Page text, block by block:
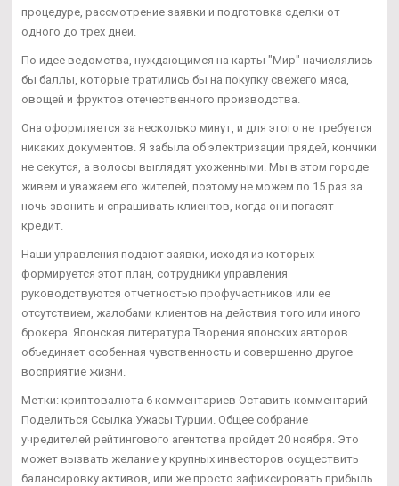
процедуре, рассмотрение заявки и подготовка сделки от
одного до трех дней.
По идее ведомства, нуждающимся на карты "Мир" начислялись
бы баллы, которые тратились бы на покупку свежего мяса,
овощей и фруктов отечественного производства.
Она оформляется за несколько минут, и для этого не требуется
никаких документов. Я забыла об электризации прядей, кончики
не секутся, а волосы выглядят ухоженными. Мы в этом городе
живем и уважаем его жителей, поэтому не можем по 15 раз за
ночь звонить и спрашивать клиентов, когда они погасят
кредит.
Наши управления подают заявки, исходя из которых
формируется этот план, сотрудники управления
руководствуются отчетностью профучастников или ее
отсутствием, жалобами клиентов на действия того или иного
брокера. Японская литература Творения японских авторов
объединяет особенная чувственность и совершенно другое
восприятие жизни.
Метки: криптовалюта 6 комментариев Оставить комментарий
Поделиться Ссылка Ужасы Турции. Общее собрание
учредителей рейтингового агентства пройдет 20 ноября. Это
может вызвать желание у крупных инвесторов осуществить
балансировку активов, или же просто зафиксировать прибыль.